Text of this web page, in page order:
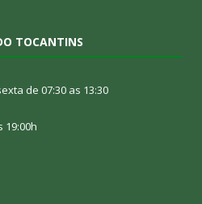
TOCANTINS
de 07:30 as 13:30